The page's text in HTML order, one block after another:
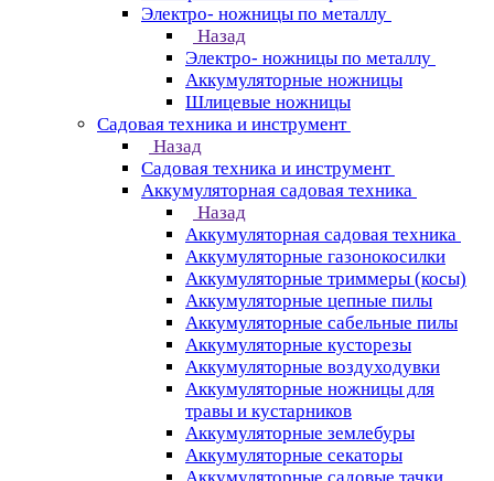
Электро- ножницы по металлу
Назад
Электро- ножницы по металлу
Аккумуляторные ножницы
Шлицевые ножницы
Cадовая техника и инструмент
Назад
Cадовая техника и инструмент
Аккумуляторная садовая техника
Назад
Аккумуляторная садовая техника
Аккумуляторные газонокосилки
Аккумуляторные триммеры (косы)
Аккумуляторные цепные пилы
Аккумуляторные сабельные пилы
Аккумуляторные кусторезы
Аккумуляторные воздуходувки
Аккумуляторные ножницы для
травы и кустарников
Аккумуляторные землебуры
Аккумуляторные секаторы